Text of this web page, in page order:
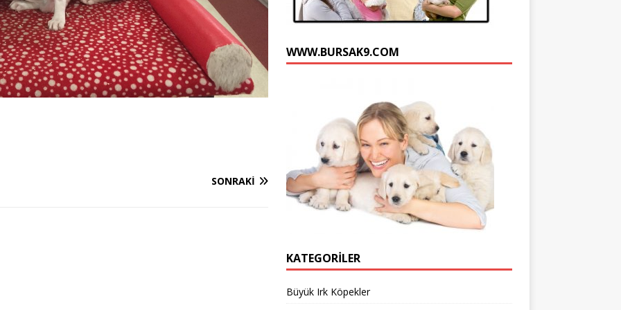
SONRAKI
n
l
WWW.BURSAK9.COM
KATEGORILER
Büyük Irk Köpekler